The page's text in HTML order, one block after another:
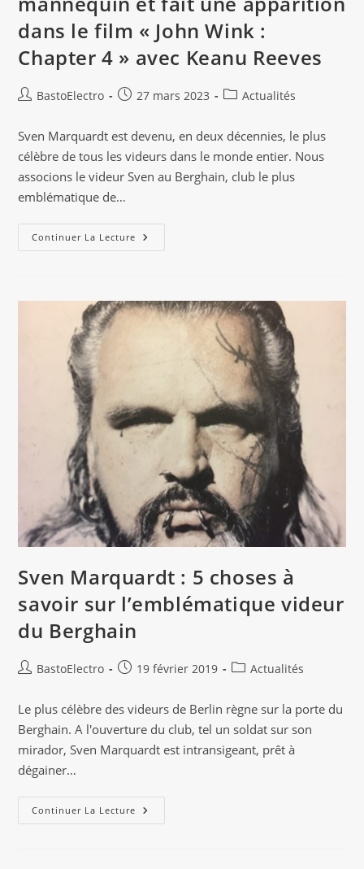
dans le film « John Wink :
Chapter 4 » avec Keanu Reeves
Auteur/autrice
la
publication :
BastoElectro
Publication
27 mars 2023
PostActualités
Sven Marquardt est devenu, en deux décennies, le plus
célèbre de tous les videurs dans le monde entier. Nous
associons le videur Sven au Berghain, club le plus
emblématique de…
Continuer La Lecture En
2023,
Sven
Marquardt,
Le
Film
« John
Wink
:
Chapter
Avec
Keanu
Reeves
Sven Marquardt : 5 choses à
savoir sur l’emblématique videur
du Berghain
Auteur/autrice
la
publication :
BastoElectro
Publication
19 février 2019
PostActualités
Le plus célèbre des videurs de Berlin règne sur la porte du
Berghain. A l'ouverture du club, tel un soldat sur son
mirador, Sven Marquardt est intransigeant, prêt à
dégainer…
Continuer La Lecture Sven
Marquardt